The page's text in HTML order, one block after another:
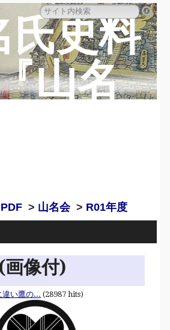
氏史料
山名
PDF > 山名会> R01年度
画像付)
違い鷹の... (28987 hits)